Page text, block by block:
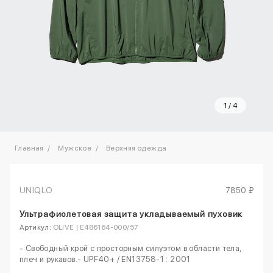
1 / 4
Главная Мужское Верхняя одежда
UNIQLO 7850 ₽
Ультрафиолетовая защита укладываемый пуховик
Артикул: OLIVE | E486164-000/57
- Свободный крой с просторным силуэтом в области тела,
плеч и рукавов.- UPF40+ / EN13758-1 : 2001